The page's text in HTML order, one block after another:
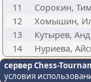
11
Сорокин,
12
Хомышин,
13
Кутырев,
14
Нуриева,
сервер Chess-
условия